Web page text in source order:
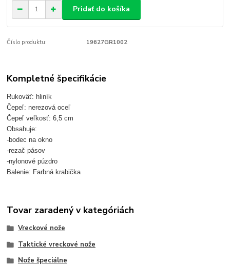
Pridať do košíka
Číslo produktu: 19627GR1002
Kompletné špecifikácie
Rukoväť: hliník
Čepeľ: nerezová oceľ
Čepeľ veľkosť: 6,5 cm
Obsahuje:
-bodec na okno
-rezač pásov
-nylonové púzdro
Balenie: Farbná krabička
Tovar zaradený v kategóriách
Vreckové nože
Taktické vreckové nože
Nože špeciálne